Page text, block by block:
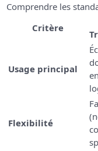
Comprendre les
Critère
Usage principal
Flexibilité